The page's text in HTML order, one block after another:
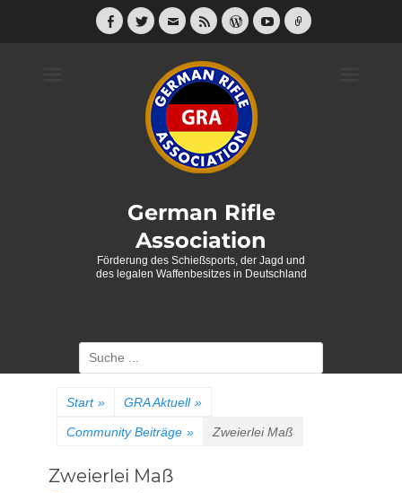
Facebook
Twitter
E-
Feed WordPress
YouTube
Link
German Rifle
Association
Förderung des Schießsports, der Jagd und
des legalen Waffenbesitzes in Deutschland
Suche
nach:
Start » GRA Aktuell »
Community Beiträge » Zweierlei Maß
Zweierlei Maß